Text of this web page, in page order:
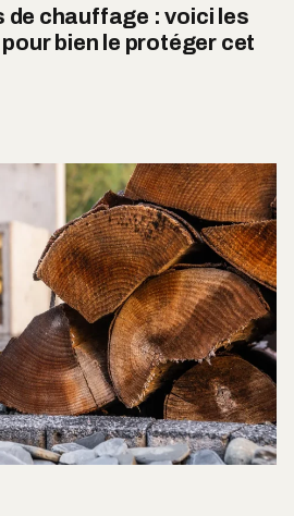
de chauffage : voici les
bien le protéger cet